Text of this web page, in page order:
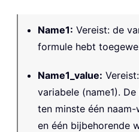
Name1: Vereist: de
formule hebt
Name1_value:
variabele (name1).
ten minste één
en één bijbehorende